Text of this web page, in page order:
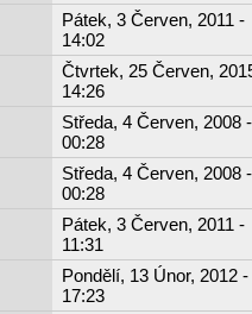
Pátek, 3 Červen, 2011 -
14:02
Čtvrtek, 25 Červen,
14:26
Středa, 4 Červen, 2008 -
00:28
Středa, 4 Červen, 2008 -
00:28
Pátek, 3 Červen, 2011 -
11:31
Pondělí, 13 Únor, 2012 -
17:23